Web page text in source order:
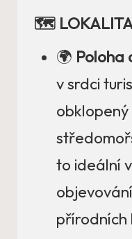
🗺️
🌍 Poloha
v srdci
to ideální
přírodních